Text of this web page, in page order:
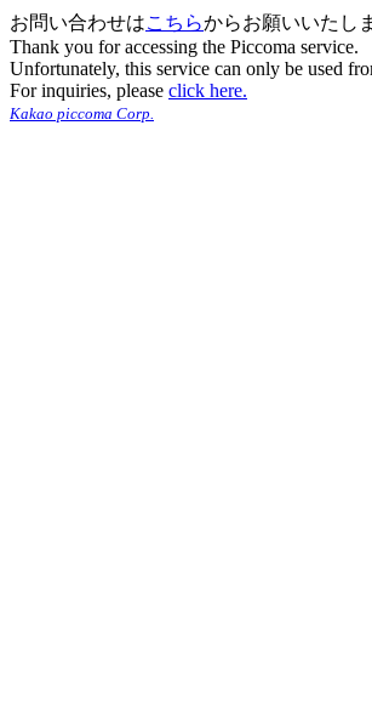
お問い合わせはこちらからお願いいたし
Thank you for accessing the Piccoma service.
Unfortunately, this service can only be used
For inquiries, please click here.
Kakao piccoma Corp.